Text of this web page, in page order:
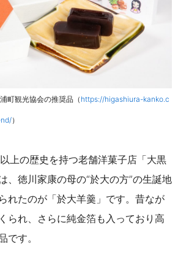
町観光協会の推奨品（ https://higashiura-kanko.c
）
上の歴史を持つ老舗洋菓子店「大黒
、徳川家康の母の“於大の方”の生誕地
れたのが「於大羊羹」です。昔なが
られ、さらに純金箔も入っており高
です。